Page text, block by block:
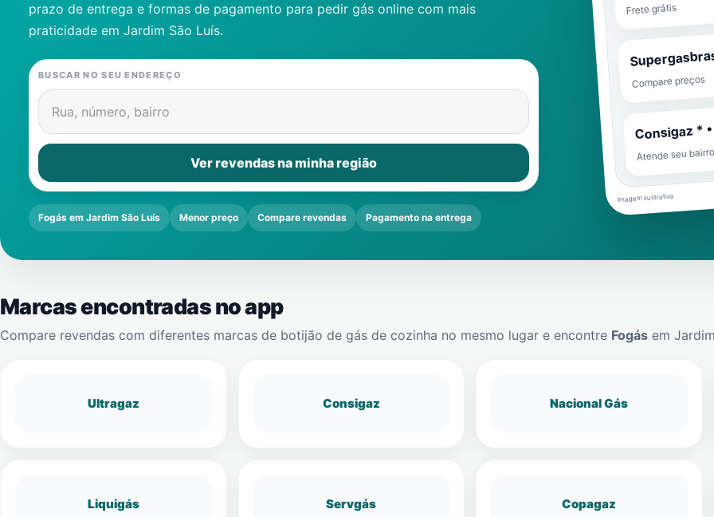
Gás
Contatos
prazo de entrega e formas de pagamento para pedir gás online com mais
praticidade em Jardim São Luís.
BUSCAR NO SEU ENDEREÇO
Rua, número, bairro
Ver revendas na minha região
Fogás em Jardim São Luís Menor preço Compare revendas Pagamento na entrega
Frete grátis
Compare preços
Consigaz *
Atende seu
Imagem ilustrativa
Marcas encontradas no app
Compare revendas com diferentes marcas de botijão de gás de cozinha no mesmo lugar e encontre Fogás em
Ultragaz Consigaz Nacional Gás
Liquigás Servgás Copagaz